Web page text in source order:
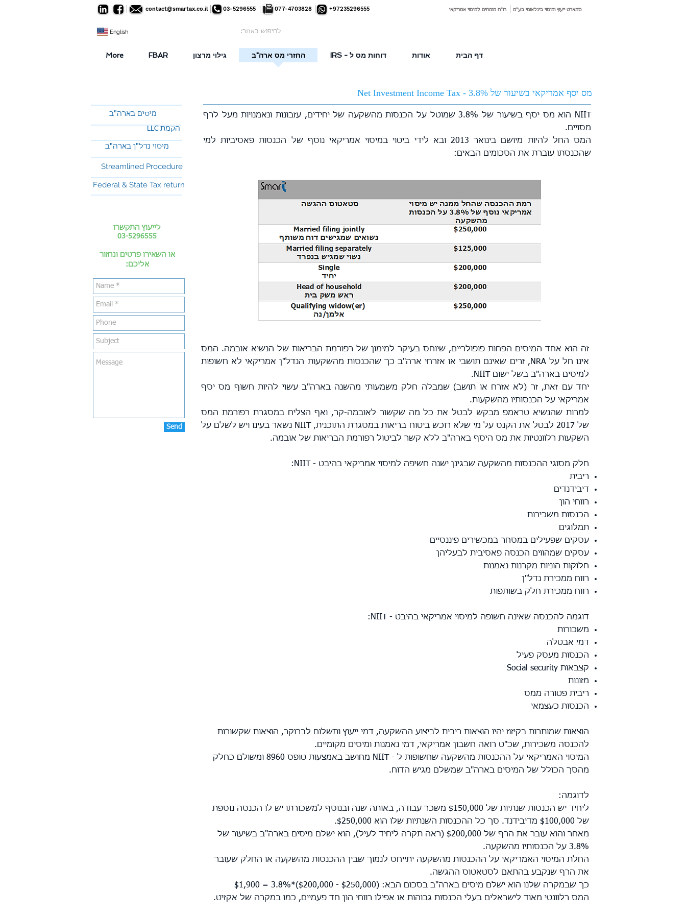
contact@smartax.co.il 03-5296555 077-4703828 +97235296555 רו"ח מומחים למיסוי אמריקאי סמארט ייעוץ ומיסוי בינלאומי בע"מ
English לחיפוש באתר:
דף הבית אודות דוחות מס ל - IRS החזרי מס ארה"ב גילוי מרצון FBAR
More
מס יסף אמריקאי בשיעור של 3.8% - Net Investment Income Tax
מיסים בארה"ב
LLC הקמת
מיסוי נדל"ן בארה"ב
Streamlined Procedure
Federal & State Tax return
לייעוץ התקשרו
03-5296555
או השאירו פרטים ונחזור
אליכם:
Send
NIIT הוא מס יסף בשיעור של 3.8% שמוטל על הכנסות מהשקעה של יחידים, עזבונות ונאמנויות מעל לרף
מסויים.
המס החל להיות מיושם בינואר 2013 ובא לידי ביטוי במיסוי אמריקאי נוסף של הכנסות פאסיביות למי
שהכנסתו עוברת את הסכומים הבאים:​
זה הוא אחד המיסים הפחות פופולריים, שיוחס בעיקר למימון של רפורמת הבריאות של הנשיא אובמה. המס
אינו חל על NRA, זרים שאינם תושבי או אזרחי ארה"ב כך שהכנסות מהשקעות הנדל"ן אמריקאי לא חשופות
למיסים בארה"ב בשל ישום NIIT.
יחד עם זאת, זר (לא אזרח או תושב) שמבלה חלק משמעותי מהשנה בארה"ב עשוי להיות חשוף מס יסף
אמריקאי על הכנסותיו מהשקעות.
למרות שהנשיא טראמפ מבקש לבטל את כל מה שקשור לאובמה-קר, ואף הצליח במסגרת רפורמת המס
של 2017 לבטל את הקנס על מי שלא רוכש ביטוח בריאות במסגרת התוכנית, NIIT נשאר בעינו ויש לשלם על
השקעות רלוונטיות את מס היסף בארה"ב ללא קשר לביטול רפורמת הבריאות של אובמה.
חלק מסוגי ההכנסות מהשקעה שבגינן ישנה חשיפה למיסוי אמריקאי בהיבט - NIIT:
ריבית
דיבידנדים
רווחי הון
הכנסות משכירות
תמלוגים
עסקים שפעילים במסחר במכשירים פיננסיים
עסקים שמהווים הכנסה פאסיבית לבעליהן
חלוקות הוניות מקרנות נאמנות
רווח ממכירת נדל"ן
רווח ממכירת חלק בשותפות
דוגמה להכנסה שאינה חשופה למיסוי אמריקאי בהיבט - NIIT
:
משכורות
דמי אבטלה
הכנסות מעסק פעיל
קצבאות Social security
מזונות
ריבית פטורה ממס
הכנסות כעצמאי
הוצאות שמותרות בקיזוז יהיו הוצאות ריבית לביצוע ההשקעה, דמי ייעוץ ותשלום לברוקר, הוצאות שקשורות
להכנסה משכירות, שכ"ט רואה חשבון אמריקאי, דמי נאמנות ומיסים מקומיים.
המיסוי האמריקאי על ההכנסות מהשקעה שחשופות ל - NIIT מחושב באמצעות טופס 8960 ומשולם כחלק
מהסך הכולל של המיסים בארה"ב שמשלם מגיש הדוח.
לדוגמה:
ליחיד יש הכנסות שנתיות של $150,000 משכר עבודה, באותה שנה ובנוסף למשכורתו יש לו הכנסה נוספת
של $100,000 מדיבידנד. סך כל ההכנסות השנתיות שלו הוא $250,000.
מאחר והוא עובר את הרף של $200,000 (ראה תקרה ליחיד לעיל), הוא ישלם מיסים בארה"ב בשיעור של
3.8% על הכנסותיו מהשקעה.
החלת המיסוי האמריקאי על ההכנסות מהשקעה יתייחס לנמוך שבין ההכנסות מהשקעה או החלק שעובר
את הרף שנקבע בהתאם לסטאטוס ההגשה.
כך שבמקרה שלנו הוא ישלם מיסים בארה"ב בסכום הבא: ($250,000 - $200,000)*3.8% = $1,900
המס רלוונטי מאוד לישראלים בעלי הכנסות גבוהות או אפילו רווחי הון חד פעמיים, כמו במקרה של אקזיט.